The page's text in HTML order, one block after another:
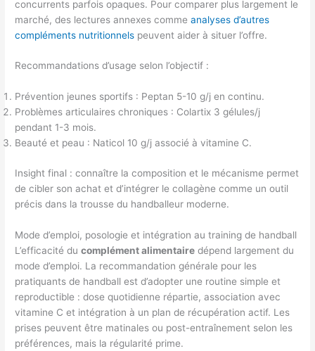
concurrents parfois opaques. Pour comparer plus largement le
marché, des lectures annexes commeanalyses d’autres
compléments nutritionnels peuvent aider à situer l’offre.
Recommandations d’usage selon l’objectif :
Prévention jeunes sportifs : Peptan 5-10 g/j en continu.
Problèmes articulaires chroniques : Colartix 3 gélules/j
pendant 1-3 mois.
Beauté et peau : Naticol 10 g/j associé à vitamine C.
Insight final : connaître la composition et le mécanisme permet
de cibler son achat et d’intégrer le collagène comme un outil
précis dans la trousse du handballeur moderne.
Mode d’emploi, posologie et intégration au training de handball
L’efficacité ducomplément alimentaire dépend largement du
mode d’emploi. La recommandation générale pour les
pratiquants de handball est d’adopter une routine simple et
reproductible : dose quotidienne répartie, association avec
vitamine C et intégration à un plan de récupération actif. Les
prises peuvent être matinales ou post-entraînement selon les
préférences, mais la régularité prime.